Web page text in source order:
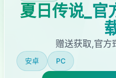
夏日传说_官
赠送获取,官方
安卓 PC